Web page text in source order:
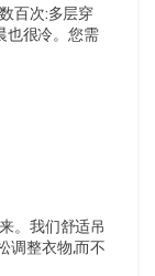
百次:多层穿
也很冷。您需
。我们舒适吊
调整衣物,而不